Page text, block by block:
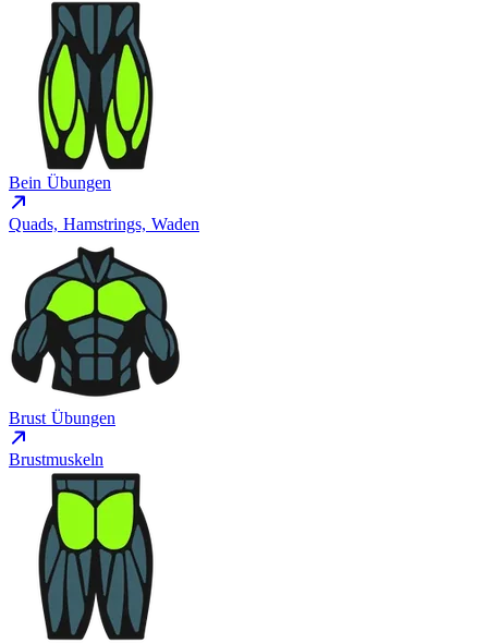
Bein Übungen
Quads, Hamstrings, Waden
Brust Übungen
Brustmuskeln